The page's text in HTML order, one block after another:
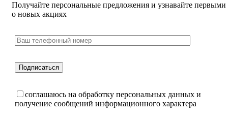
Получайте персональные предложения и узнавайте первыми
о новых акциях
соглашаюсь на обработку персональных данных и
получение сообщений информационного характера